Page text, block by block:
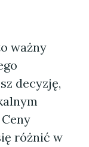
ważny
decyzję,
różnić w